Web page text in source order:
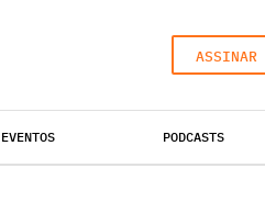
ASSINAR
EVENTOS PODCASTS